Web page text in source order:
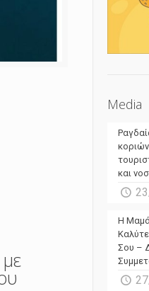
Media
και
Η
Σου –